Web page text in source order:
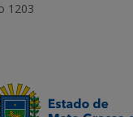
1203